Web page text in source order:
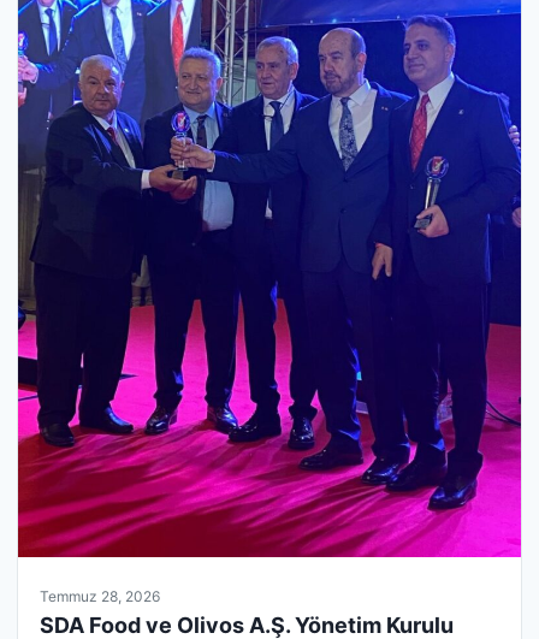
Temmuz 28, 2026
SDA Food ve Olivos A.Ş. Yönetim Kurulu